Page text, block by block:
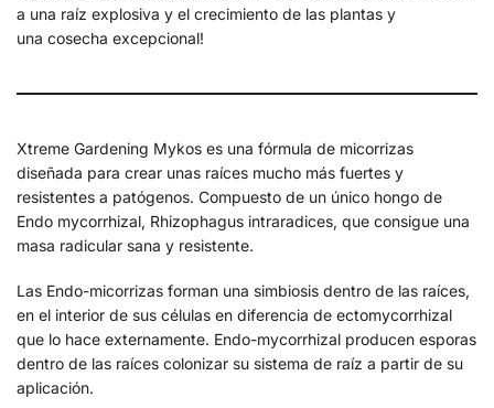
a una raíz explosiva y el crecimiento de las plantas y
una cosecha excepcional!
Xtreme Gardening Mykos es una fórmula de micorrizas
diseñada para crear unas raíces mucho más fuertes y
resistentes a patógenos. Compuesto de un único hongo de
Endo mycorrhizal, Rhizophagus intraradices, que consigue una
masa radicular sana y resistente.
Las Endo-micorrizas forman una simbiosis dentro de las raíces,
en el interior de sus células en diferencia de ectomycorrhizal
que lo hace externamente. Endo-mycorrhizal producen esporas
dentro de las raíces colonizar su sistema de raíz a partir de su
aplicación.